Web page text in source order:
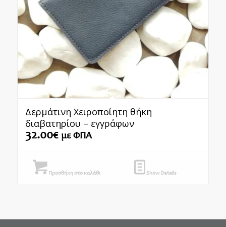
Δερμάτινη Χειροποίητη θήκη
διαβατηρίου – εγγράφων
32.00€ με ΦΠΑ
Προσθήκη στο καλάθι Show Details